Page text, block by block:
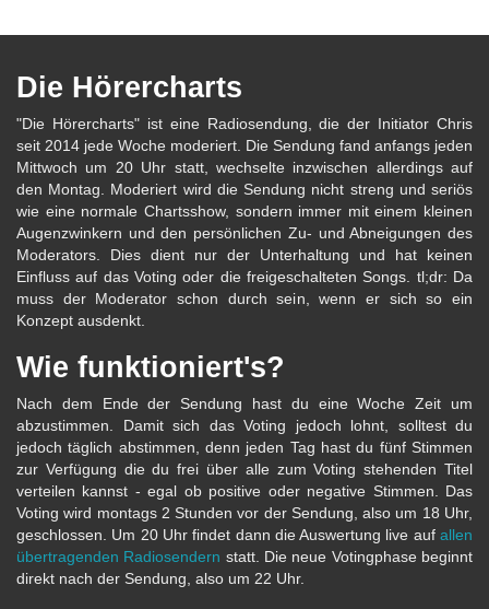
Die Hörercharts
"Die Hörercharts" ist eine Radiosendung, die der Initiator Chris
seit 2014 jede Woche moderiert. Die Sendung fand anfangs jeden
Mittwoch um 20 Uhr statt, wechselte inzwischen allerdings auf
den Montag. Moderiert wird die Sendung nicht streng und seriös
wie eine normale Chartsshow, sondern immer mit einem kleinen
Augenzwinkern und den persönlichen Zu- und Abneigungen des
Moderators. Dies dient nur der Unterhaltung und hat keinen
Einfluss auf das Voting oder die freigeschalteten Songs. tl;dr: Da
muss der Moderator schon durch sein, wenn er sich so ein
Konzept ausdenkt.
Wie funktioniert's?
Nach dem Ende der Sendung hast du eine Woche Zeit um
abzustimmen. Damit sich das Voting jedoch lohnt, solltest du
jedoch täglich abstimmen, denn jeden Tag hast du fünf Stimmen
zur Verfügung die du frei über alle zum Voting stehenden Titel
verteilen kannst - egal ob positive oder negative Stimmen. Das
Voting wird montags 2 Stunden vor der Sendung, also um 18 Uhr,
geschlossen. Um 20 Uhr findet dann die Auswertung live auf allen
übertragenden Radiosendern statt. Die neue Votingphase beginnt
direkt nach der Sendung, also um 22 Uhr.